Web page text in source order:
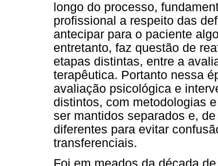
longo do processo,
profissional a respeito das
antecipar para o paciente
entretanto, faz questão de
etapas distintas, entre a
terapêutica. Portanto nessa
avaliação psicológica e
distintos, com metodologias
ser mantidos separados e,
diferentes para evitar
transferenciais.
Foi em meados da década